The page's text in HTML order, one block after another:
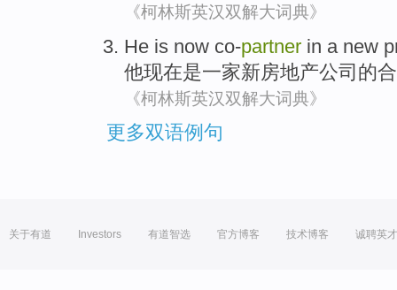
《柯林斯英汉双解大词典》
He is now co-partner in a new
他现在是一家新房地产公司 的
《柯林斯英汉双解大词典》
更多双语例句
关于有道 Investors 有道智选 官方博客 技术博客 诚聘英才